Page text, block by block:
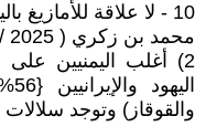
10 - لا علاقة للأمازيغ باليمن 3
محمد بن زكري ( 2025 / 3 / 1 - 08:04 )
والقوقاز) وتوجد